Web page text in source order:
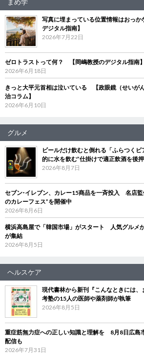
写真に埋まっている位置情報はおっ
デジタル指南】
2026年7月22日
ゼロトラストって何？ 【岡嶋教授のデジタル指南】
2026年6月18日
きっと大平元首相は泣いている 【政眼鏡（せいが
治コラム】
2026年6月10日
グルメ
ビールだけ飲むと倒れる「ふらつく
的に水を飲む”仕掛けで適正飲酒を後
2026年8月7日
セブン‐イレブン、カレー15商品を一斉投入 名店監
のカレーフェス”を開催中
2026年8月6日
横浜高島屋で「韓国市場」がスタート 人気グルメ
が集結
2026年8月5日
ヘルスケア
現代書林から新刊『こんなときには
考塾の15人の医師や薬剤師が執筆
2026年8月5日
重症筋無力症への正しい知識と理解を 8月8日広島
配信も
2026年7月31日